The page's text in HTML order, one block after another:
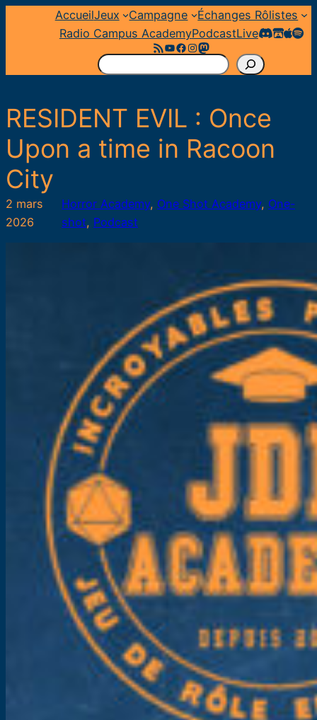
AccueilJeux Campagne
Échanges Rôlistes
Radio Campus AcademyPodcastLive
Flux RSS YouTube Facebook InstagramMastodon
R
h
r
e
r
RESIDENT EVIL : Once
Upon a time in Racoon
City
2 mars
2026
Horror Academy, One Shot Academy, One-
shot, Podcast